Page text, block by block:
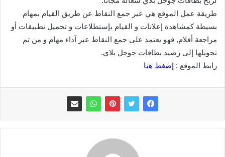
طريقة عمل الموقع هي عبر جمع النقاط عن طريق القيام بمهام
بسيطة كمشاهدة إعلانات و القيام بإستطلاعات و تحميل تطبيقات أو
مراجعة أفلام, فهو يعتمد على جمع النقاط عبر آداء مهام و من ثم
تحويلها إلى رصيد بطاقات جوجل بلاي.
رابط الموقع : إضغط هنا